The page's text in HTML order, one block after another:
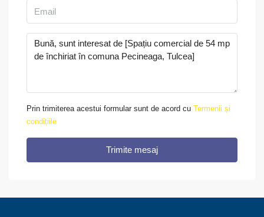
Prin trimiterea acestui formular sunt de acord cu Termenii și
condițiile
Trimite mesaj